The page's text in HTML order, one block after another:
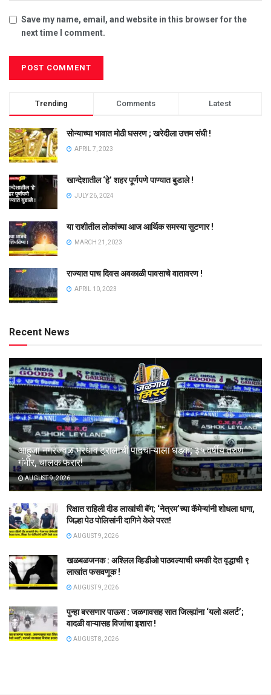
Save my name, email, and website in this browser for the
next time I comment.
Trending Comments Latest
सोन्याच्या भावात मोठी घसरण ; खरेदीला उत्तम संधी !
APRIL 7, 2023
खान्देशातील ‘हे’ शहर पूर्णपणे पाण्यात बुडाले !
JULY 26, 2024
या राशीतील लोकांच्या आज आर्थिक समस्या सुटणार !
MARCH 21, 2023
राज्यात पाच दिवस अवकाळी पावसाचे वातावरण !
APRIL 10, 2023
Recent News
आहुजा नगरजवळ भरधाव ट्रालाची पादचाऱ्याला धडक; ३५ वर्षीय तरुण
गंभीर, चालक फरार!
AUGUST 9, 2026
रिक्षात राहिली दीड लाखांची बॅग; ‘नेत्रम’च्या कॅमेऱ्यांनी शोधला धागा,
जिल्हा पेठ पोलिसांनी दागिने केले परत!
AUGUST 9, 2026
खळबळजनक : अश्लिल व्हिडीओ पाठवल्याची धमकी देत वृद्धाची ९
लाखांत फसवणूक !
AUGUST 9, 2026
पुन्हा बरसणार पाऊस : जळगावसह सात जिल्ह्यांना ‘यलो अलर्ट’;
वादळी वाऱ्यासह विजांचा इशारा !
AUGUST 8, 2026